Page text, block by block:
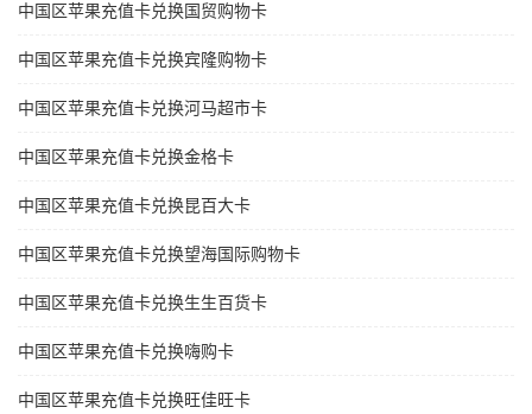
中国区苹果充值卡兑换国贸购物卡
中国区苹果充值卡兑换宾隆购物卡
中国区苹果充值卡兑换河马超市卡
中国区苹果充值卡兑换金格卡
中国区苹果充值卡兑换昆百大卡
中国区苹果充值卡兑换望海国际购物卡
中国区苹果充值卡兑换生生百货卡
中国区苹果充值卡兑换嗨购卡
中国区苹果充值卡兑换旺佳旺卡